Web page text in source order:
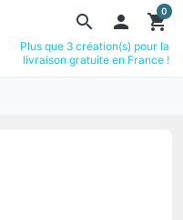
search  shopping_cart
0
Plus que 3 création(s) pour la
livraison gratuite en France !